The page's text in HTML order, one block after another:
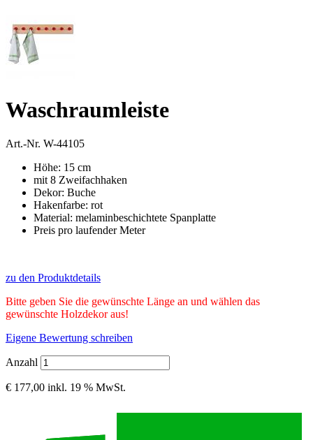
Waschraumleiste
Art.-Nr. W-44105
Höhe: 15 cm
mit 8 Zweifachhaken
Dekor: Buche
Hakenfarbe: rot
Material: melaminbeschichtete Spanplatte
Preis pro laufender Meter
zu den Produktdetails
Bitte geben Sie die gewünschte Länge an und wählen das
gewünschte Holzdekor aus!
Eigene Bewertung schreiben
Anzahl
€ 177,00 inkl. 19 % MwSt.